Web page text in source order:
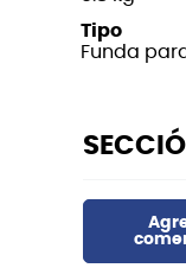
Tipo
Funda